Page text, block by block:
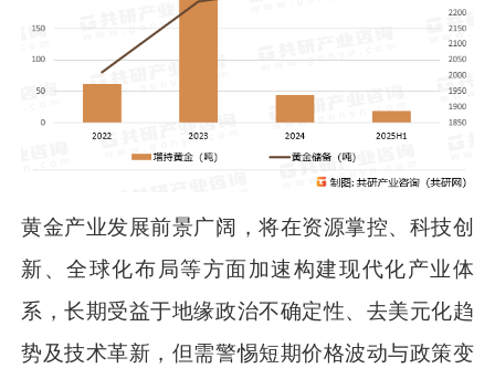
黄金产业发展前景广阔，将在资源掌控、科技创
新、全球化布局等方面加速构建现代化产业体
系，长期受益于地缘政治不确定性、去美元化趋
势及技术革新，但需警惕短期价格波动与政策变